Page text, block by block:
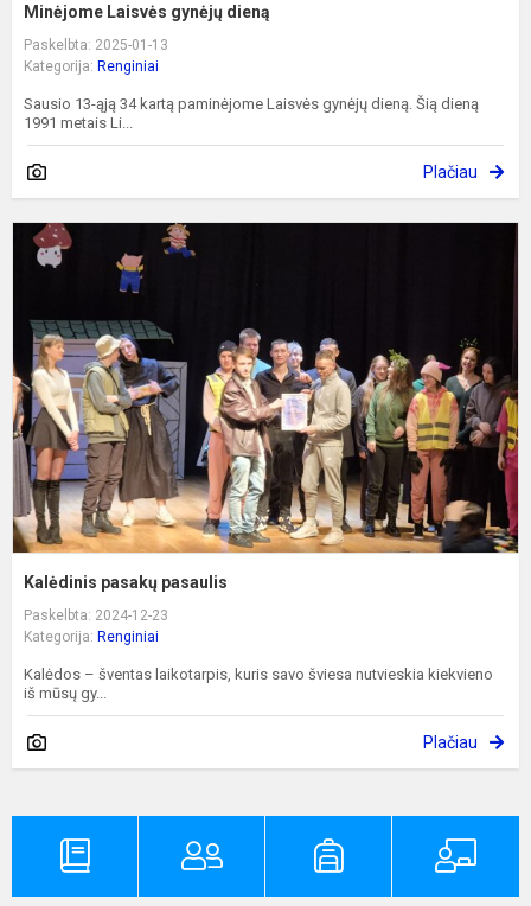
Minėjome Laisvės gynėjų dieną
Paskelbta: 2025-01-13
Kategorija: Renginiai
Sausio 13-ąją 34 kartą paminėjome Laisvės gynėjų dieną. Šią dieną
1991 metais Li...
Plačiau
Kalėdinis pasakų pasaulis
Paskelbta: 2024-12-23
Kategorija: Renginiai
Kalėdos – šventas laikotarpis, kuris savo šviesa nutvieskia kiekvieno
iš mūsų gy...
Plačiau